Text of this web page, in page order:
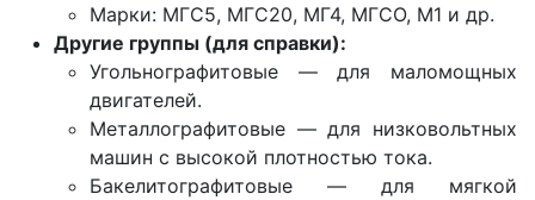
Марки: МГС5, МГС20, МГ4, МГСО, М1 и др.
Другие группы (для справки):
Угольнографитовые — для маломощных
двигателей.
Металлографитовые — для низковольтных
машин с высокой плотностью тока.
Бакелитографитовые — для мягкой